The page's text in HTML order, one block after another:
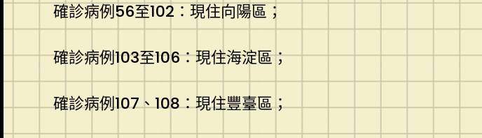
確診病例56至102：現住向陽區；
確診病例103至106：現住海淀區；
確診病例107、108：現住豐臺區；